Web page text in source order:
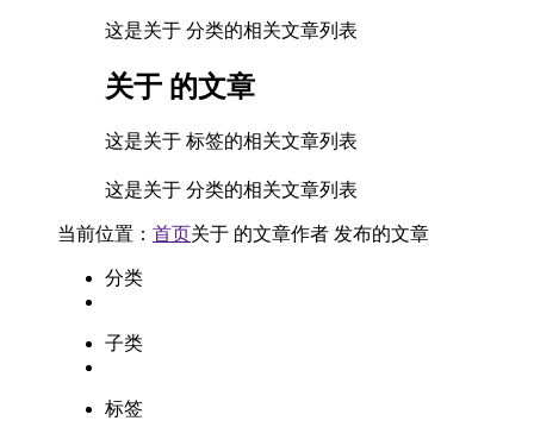
这是关于 分类的相关文章列表
关于 的文章
这是关于 标签的相关文章列表
这是关于 分类的相关文章列表
当前位置： 首页关于 的文章作者 发布的文章
分类
子类
标签